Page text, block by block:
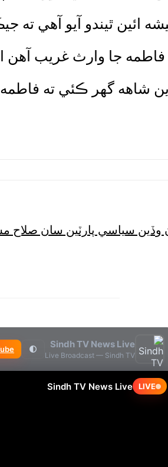
ائين ٿيندو آيو آهي ته
جا وارث غريب آھن
شاهه گھر ڪئي ته
سياسي پارٽين سان صلاح
Sindh TV News Live
Live Broadcast — Sindh TV
🌓
LIVE
Sindh TV News Live